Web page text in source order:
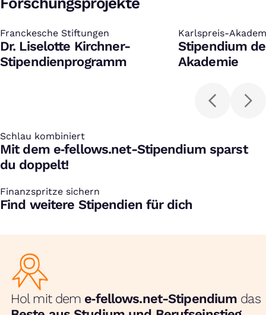
Franckesche Stiftungen
:
Dr. Liselotte Kirchner-
Stipendienprogramm
Karlspreis-
:
Stipendium
Akademie
Schlau kombiniert
:
Mit dem e‑fellows.net-Stipendium sparst
du doppelt!
Finanzspritze sichern
:
Find weitere Stipendien für dich
Hol mit dem e‑fellows.net-Stipendium das